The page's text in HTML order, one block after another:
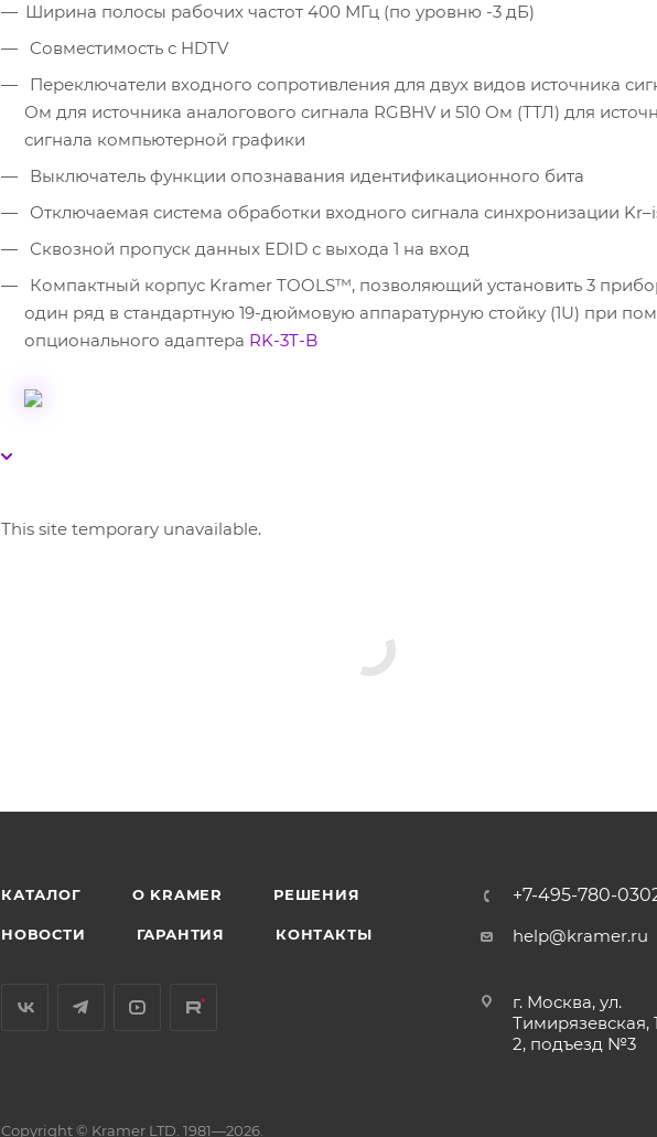
Ширина полосы рабочих частот 400 МГц (по уровню -3 дБ)
Cовместимость с HDTV
Переключатели входного сопротивления для двух видов источника
Ом для источника аналогового сигнала RGBHV и 510 Ом (ТТЛ) для
сигнала компьютерной графики
Выключатель функции опознавания идентификационного бита
Отключаемая система обработки входного сигнала синхронизации
Сквозной пропуск данных EDID с выхода 1 на вход
Компактный корпус Kramer TOOLS™, позволяющий установить 3
один ряд в стандартную 19-дюймовую аппаратурную стойку (1U) при
опционального адаптера RK-3T-B
This site temporary unavailable.
КАТАЛОГ O KRAMER РЕШЕНИЯ
НОВОСТИ ГАРАНТИЯ КОНТАКТЫ
+7-495-780-
help@kramer.ru
г. Москва, ул.
Тимирязевская,
2, подъезд №3
Copyright © Kramer LTD. 1981—2026.